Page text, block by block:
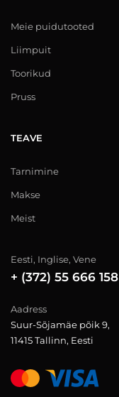
Meie puidutooted
Liimpuit
Toorikud
Pruss
TEAVE
Tarnimine
Makse
Meist
Eesti, Inglise, Vene
+ (372) 55 666 158
Aadress
Suur-Sõjamäe põik 9,
11415 Tallinn, Eesti